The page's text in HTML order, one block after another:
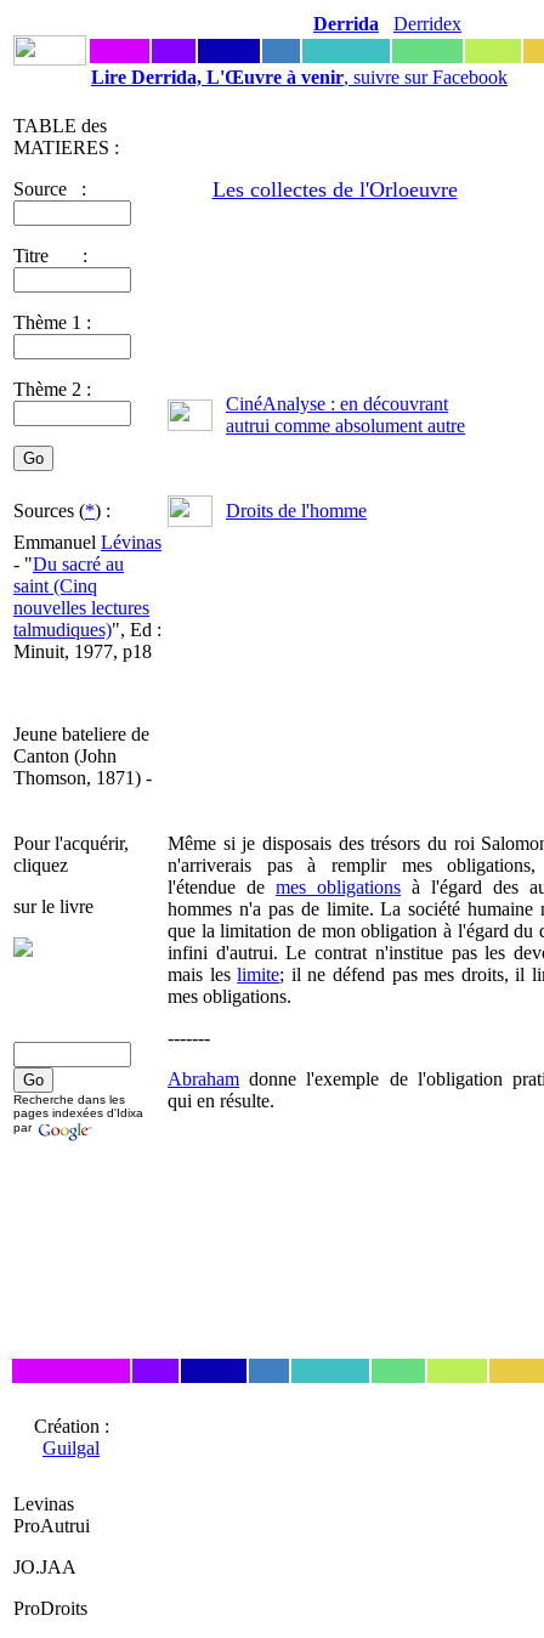
Derrida Derridex
Lire Derrida, L'Œuvre à venir, suivre sur Facebook
TABLE des
MATIERES :
Source :
Titre :
Thème 1 :
Thème 2 :
Les collectes de l'Orloeuvre
CinéAnalyse : en découvrant
autrui comme absolument autre
Sources (*) :
Droits de l'homme
Emmanuel Lévinas
- "Du sacré au
saint (Cinq
nouvelles lectures
talmudiques)", Ed :
Minuit, 1977, p18
Jeune bateliere de
Canton (John
Thomson, 1871) -
Pour l'acquérir,
cliquez
sur le livre
Même si je disposais des trésors du roi
n'arriverais pas à remplir mes
l'étendue de mes obligations à l'égard des
hommes n'a pas de limite. La société humaine
que la limitation de mon obligation à l'égard du
infini d'autrui. Le contrat n'institue pas les
mais leslimite; il ne défend pas mes droits, il
mes obligations.
-------
Abraham donne l'exemple de l'obligation
qui en résulte.
Recherche dans les
pages indexées d'Idixa
par
Création :
Guilgal
Levinas
ProAutrui
JO.JAA
ProDroits